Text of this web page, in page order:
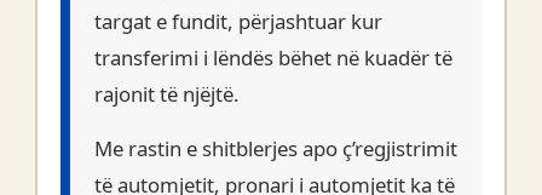
targat e fundit, përjashtuar kur
transferimi i lëndës bëhet në kuadër të
rajonit të njëjtë.
Me rastin e shitblerjes apo ç’regjistrimit
të automjetit, pronari i automjetit ka të